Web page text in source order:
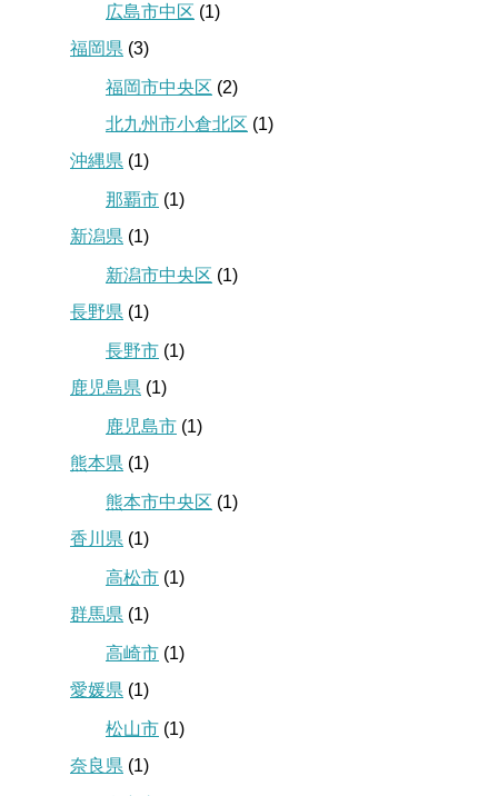
広島市中区 (1)
福岡県 (3)
福岡市中央区 (2)
北九州市小倉北区 (1)
沖縄県 (1)
那覇市 (1)
新潟県 (1)
新潟市中央区 (1)
長野県 (1)
長野市 (1)
鹿児島県 (1)
鹿児島市 (1)
熊本県 (1)
熊本市中央区 (1)
香川県 (1)
高松市 (1)
群馬県 (1)
高崎市 (1)
愛媛県 (1)
松山市 (1)
奈良県 (1)